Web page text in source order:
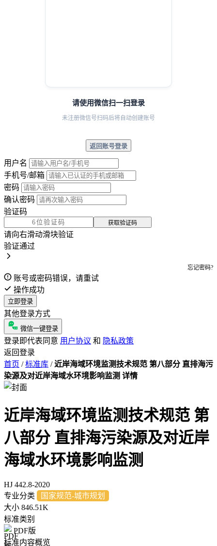
请使用微信扫一扫登录
未注册微信号扫码后将自动创建账号
返回账号登录
用户名
手机号/邮箱
密码
确认密码
验证码
获取验证码
请向右滑动滑块验证
验证通过
忘记密码?
账号或密码错误，请重试
操作成功
立即登录
其他登录方式
微信一键登录
登录即代表同意 用户协议 和 隐私政策
返回登录
首页 / 标准库 / 近岸海域环境监测技术规范 第八部分 直排海污
染源及对近岸海域水环境影响监测 详情
近岸海域环境监测技术规范 第
八部分 直排海污染源及对近岸
海域水环境影响监测
HJ 442.8-2020
专业分类
国家规范-城市规划
大小 846.51K
标准类别
PDF版
标准内容概览